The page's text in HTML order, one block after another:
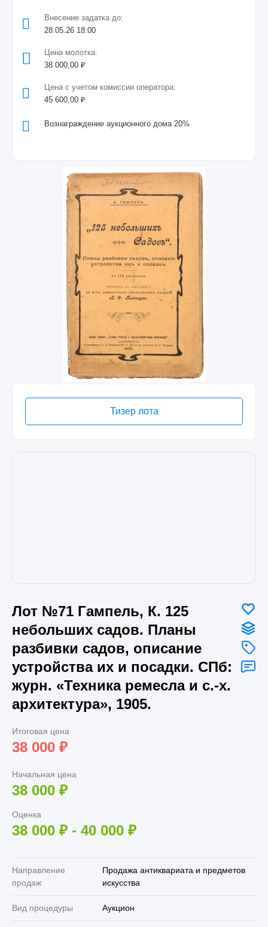
Внесение задатка до:
28.05.26 18:00
Цена молотка:
38 000,00 ₽
Цена с учетом комиссии оператора:
45 600,00 ₽
Вознаграждение аукционного дома 20%
Тизер лота
Лот №71 Гампель, К. 125
небольших садов. Планы
разбивки садов, описание
устройства их и посадки. СПб:
журн. «Техника ремесла и с.-х.
архитектура», 1905.
Итоговая цена
38 000 ₽
Начальная цена
38 000 ₽
Оценка
38 000 ₽ - 40 000 ₽
Направление
продаж
Продажа антиквариата и предметов
искусства
Вид процедуры Аукцион